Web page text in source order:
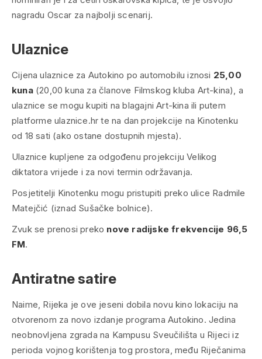
nagradu Oscar za najbolji scenarij.
Ulaznice
Cijena ulaznice za Autokino po automobilu iznosi 25,00
kuna(20,00 kuna za članove Filmskog kluba Art-kina), a
ulaznice se mogu kupiti na blagajni Art-kina ili putem
platforme ulaznice.hr te na dan projekcije na Kinotenku
od 18 sati (ako ostane dostupnih mjesta).
Ulaznice kupljene za odgođenu projekcijuVelikog
diktatora vrijede i za novi termin održavanja.
Posjetitelji Kinotenku mogu pristupiti preko ulice Radmile
Matejčić (iznad Sušačke bolnice).
Zvuk se prenosi preko nove radijske frekvencije 96,5
FM.
Antiratne satire
Naime, Rijeka je ove jeseni dobila novu kino lokaciju na
otvorenom za novo izdanje programa Autokino. Jedina
neobnovljena zgrada na Kampusu Sveučilišta u Rijeci iz
perioda vojnog korištenja tog prostora, među Riječanima